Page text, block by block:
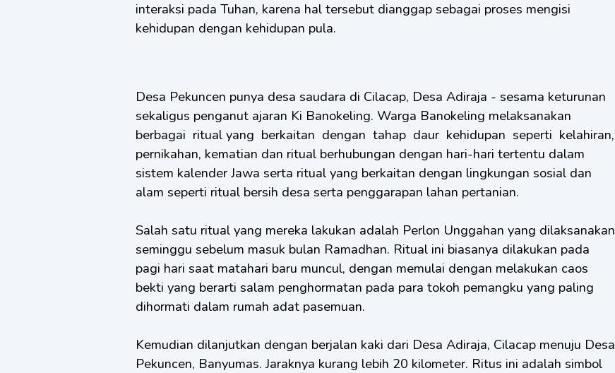
interaksi pada Tuhan, karena hal tersebut dianggap sebagai proses mengisi
kehidupan dengan kehidupan pula.
Desa Pekuncen punya desa saudara di Cilacap, Desa Adiraja - sesama keturunan
sekaligus penganut ajaran Ki Banokeling. Warga Banokeling melaksanakan
berbagai ritual yang berkaitan dengan tahap daur kehidupan seperti kelahiran,
pernikahan, kematian dan ritual berhubungan dengan hari-hari tertentu dalam
sistem kalender Jawa serta ritual yang berkaitan dengan lingkungan sosial dan
alam seperti ritual bersih desa serta penggarapan lahan pertanian.
Salah satu ritual yang mereka lakukan adalah Perlon Unggahan yang dilaksanakan
seminggu sebelum masuk bulan Ramadhan. Ritual ini biasanya dilakukan pada
pagi hari saat matahari baru muncul, dengan memulai dengan melakukan caos
bekti yang berarti salam penghormatan pada para tokoh pemangku yang paling
dihormati dalam rumah adat pasemuan.
Kemudian dilanjutkan dengan berjalan kaki dari Desa Adiraja, Cilacap menuju Desa
Pekuncen, Banyumas. Jaraknya kurang lebih 20 kilometer. Ritus ini adalah simbol